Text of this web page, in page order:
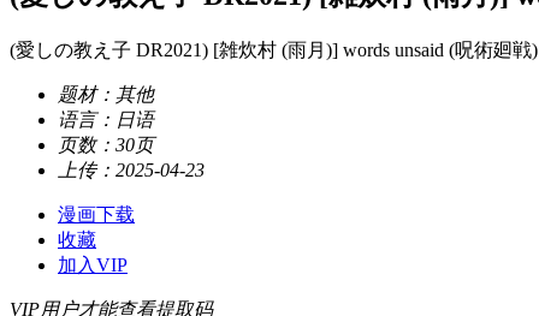
(愛しの教え子 DR2021) [雑炊村 (雨月)] words unsaid (呪術廻戦)
题材： 其他
语言： 日语
页数： 30页
上传： 2025-04-23
漫画下载
收藏
加入VIP
VIP用户才能查看提取码